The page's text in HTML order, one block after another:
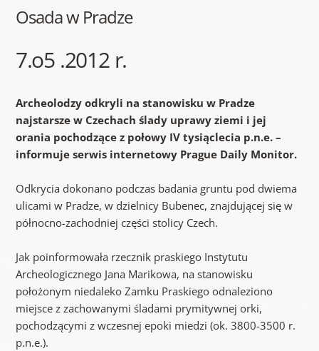
Osada w Pradze
7.o5 .2012 r.
Archeolodzy odkryli na stanowisku w Pradze
najstarsze w Czechach ślady uprawy ziemi i jej
orania pochodzące z połowy IV tysiąclecia p.n.e. –
informuje serwis internetowy Prague Daily Monitor.
Odkrycia dokonano podczas badania gruntu pod dwiema
ulicami w Pradze, w dzielnicy Bubenec, znajdującej się w
północno-zachodniej części stolicy Czech.
Jak poinformowała rzecznik praskiego Instytutu
Archeologicznego Jana Marikowa, na stanowisku
położonym niedaleko Zamku Praskiego odnaleziono
miejsce z zachowanymi śladami prymitywnej orki,
pochodzącymi z wczesnej epoki miedzi (ok. 3800-3500 r.
p.n.e.).